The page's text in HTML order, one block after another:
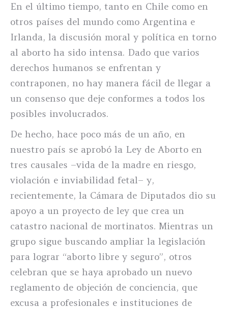
En el último tiempo, tanto en Chile como en
otros países del mundo como Argentina e
Irlanda, la discusión moral y política en torno
al aborto ha sido intensa. Dado que varios
derechos humanos se enfrentan y
contraponen, no hay manera fácil de llegar a
un consenso que deje conformes a todos los
posibles involucrados.
De hecho, hace poco más de un año, en
nuestro país se aprobó la Ley de Aborto en
tres causales –vida de la madre en riesgo,
violación e inviabilidad fetal– y,
recientemente, la Cámara de Diputados dio su
apoyo a un proyecto de ley que crea un
catastro nacional de mortinatos. Mientras un
grupo sigue buscando ampliar la legislación
para lograr “aborto libre y seguro”, otros
celebran que se haya aprobado un nuevo
reglamento de objeción de conciencia, que
excusa a profesionales e instituciones de